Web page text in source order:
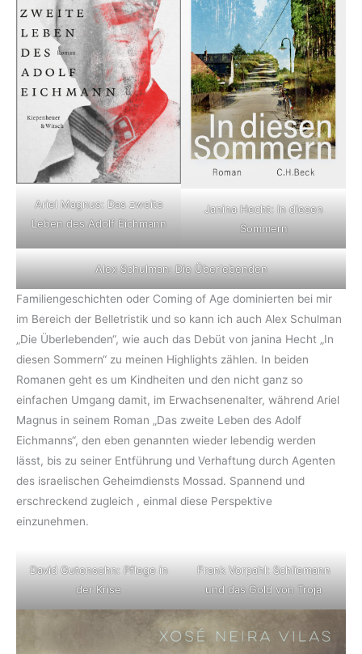
Ariel Magnus: Das zweite
Leben des Adolf Eichmann
Janina Hecht: In diesen
Sommern
Alex Schulman: Die Überlebenden
Familiengeschichten oder Coming of Age dominierten bei mir
im Bereich der Belletristik und so kann ich auch Alex Schulman
„Die Überlebenden“, wie auch das Debüt von janina Hecht „In
diesen Sommern“ zu meinen Highlights zählen. In beiden
Romanen geht es um Kindheiten und den nicht ganz so
einfachen Umgang damit, im Erwachsenenalter, während Ariel
Magnus in seinem Roman „Das zweite Leben des Adolf
Eichmanns“, den eben genannten wieder lebendig werden
lässt, bis zu seiner Entführung und Verhaftung durch Agenten
des israelischen Geheimdiensts Mossad. Spannend und
erschreckend zugleich , einmal diese Perspektive
einzunehmen.
David Gutensohn: Pflege in
der Krise
Frank Vorpahl: Schliemann
und das Gold von Troja